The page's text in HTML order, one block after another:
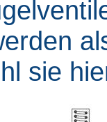
sie